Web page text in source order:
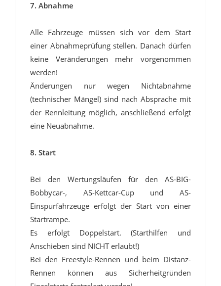
7. Abnahme
Alle Fahrzeuge müssen sich vor dem Start
einer Abnahmeprüfung stellen. Danach dürfen
keine Veränderungen mehr vorgenommen
werden!
Änderungen nur wegen Nichtabnahme
(technischer Mängel) sind nach Absprache mit
der Rennleitung möglich‚ anschließend erfolgt
eine Neuabnahme.
8. Start
Bei den Wertungsläufen für den AS-BIG-
Bobbycar-, AS-Kettcar-Cup und AS-
Einspurfahrzeuge erfolgt der Start von einer
Startrampe.
Es erfolgt Doppelstart. (Starthilfen und
Anschieben sind NICHT erlaubt!)
Bei den Freestyle-Rennen und beim Distanz-
Rennen können aus Sicherheitgründen